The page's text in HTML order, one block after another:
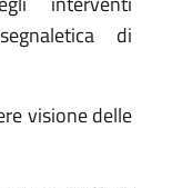
di
visione delle